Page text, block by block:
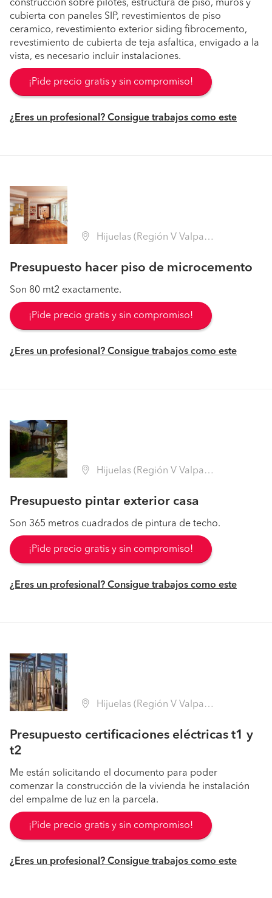
construcción sobre pilotes, estructura de piso, muros y
cubierta con paneles SIP, revestimientos de piso
ceramico, revestimiento exterior siding fibrocemento,
revestimiento de cubierta de teja asfaltica, envigado a la
vista, es necesario incluir instalaciones.
¡Pide precio gratis y sin compromiso!
¿Eres un profesional? Consigue trabajos como este
Hijuelas (Región V Valparaíso - Quillota)
Presupuesto hacer piso de microcemento
Son 80 mt2 exactamente.
¡Pide precio gratis y sin compromiso!
¿Eres un profesional? Consigue trabajos como este
Hijuelas (Región V Valparaíso - Quillota)
Presupuesto pintar exterior casa
Son 365 metros cuadrados de pintura de techo.
¡Pide precio gratis y sin compromiso!
¿Eres un profesional? Consigue trabajos como este
Hijuelas (Región V Valparaíso - Quillota)
Presupuesto certificaciones eléctricas t1 y
t2
Me están solicitando el documento para poder
comenzar la construcción de la vivienda he instalación
del empalme de luz en la parcela.
¡Pide precio gratis y sin compromiso!
¿Eres un profesional? Consigue trabajos como este